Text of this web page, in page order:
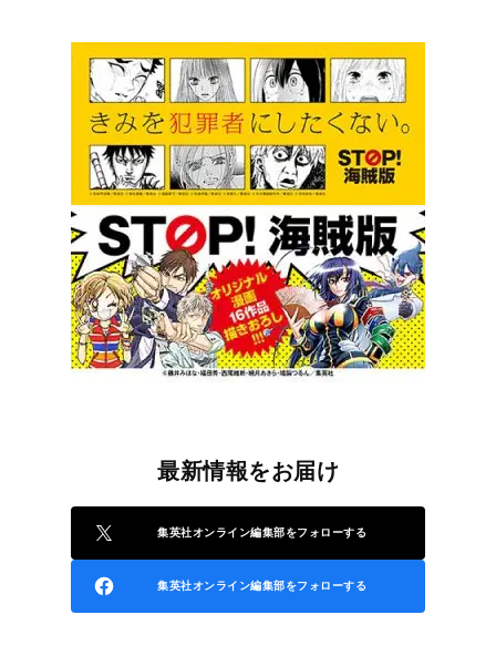
最新情報をお届け
集英社オンライン編集部をフォローする
集英社オンライン編集部をフォローする